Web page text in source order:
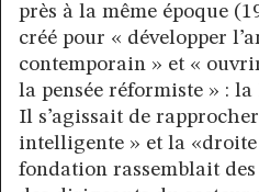
près à la même époque
créé pour « développer
contemporain » et «
la pensée réformiste » :
Il s’agissait de
intelligente » et la
fondation rassemblait